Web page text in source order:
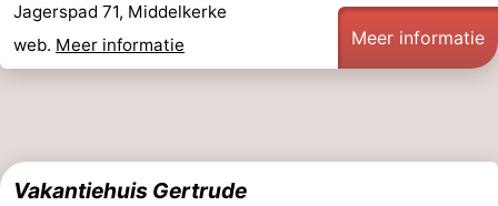
Jagerspad 71, Middelkerke
web. Meer informatie Meer informatie
Vakantiehuis Gertrude